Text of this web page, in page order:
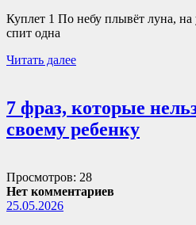
Куплет 1 По небу плывёт луна,
спит одна
Читать далее
7 фраз, которые
своему ребенку
Просмотров: 28
Нет комментариев
25.05.2026